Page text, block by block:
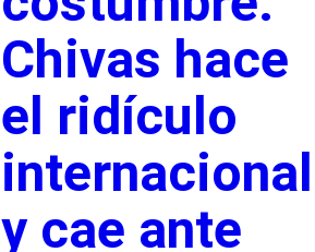
Chivas hace
el ridículo
internacional
y cae ante